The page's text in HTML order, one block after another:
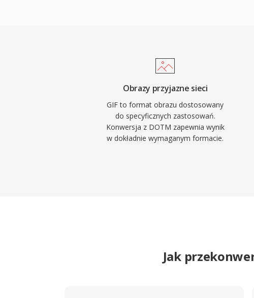
Obrazy przyjazne sieci
GIF to format obrazu dostosowany
do specyficznych zastosowań.
Konwersja z DOTM zapewnia wynik
w dokładnie wymaganym formacie.
Jak